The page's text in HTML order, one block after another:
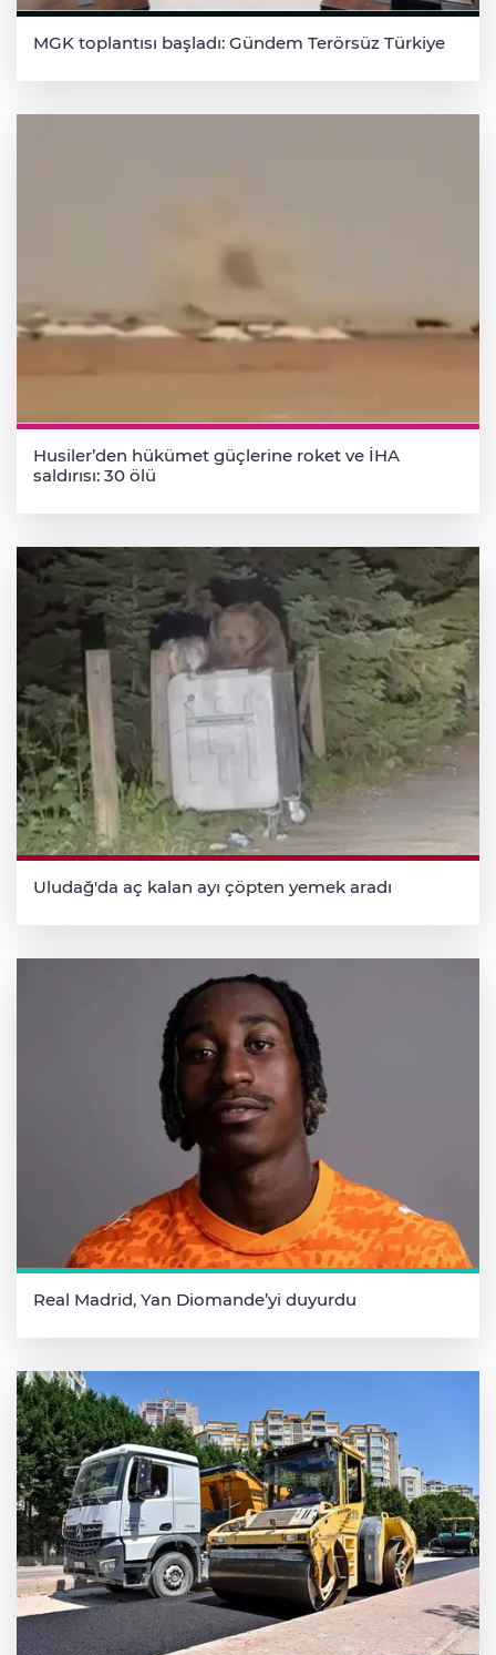
MGK toplantısı başladı: Gündem Terörsüz Türkiye
Husiler’den hükümet güçlerine roket ve İHA
saldırısı: 30 ölü
Uludağ'da aç kalan ayı çöpten yemek aradı
Real Madrid, Yan Diomande’yi duyurdu